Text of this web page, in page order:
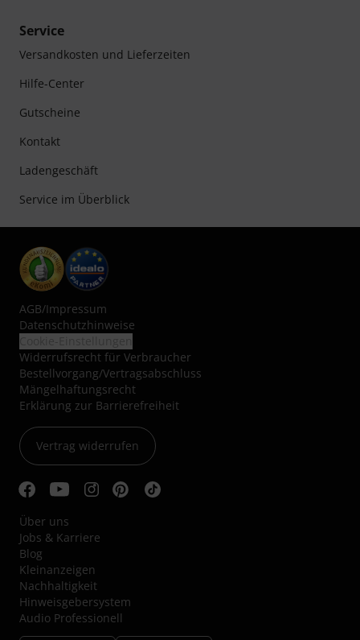
Service
Versandkosten und Lieferzeiten
Hilfe-Center
Gutscheine
Kontakt
Ladengeschäft
Service im Überblick
AGB/Impressum
Datenschutzhinweise
Widerrufsrecht für Verbraucher
Bestellvorgang/Vertragsabschluss
Mängelhaftungsrecht
Erklärung zur Barrierefreiheit
Vertrag widerrufen
Über uns
Jobs & Karriere
Blog
Kleinanzeigen
Nachhaltigkeit
Hinweisgebersystem
Audio Professionell